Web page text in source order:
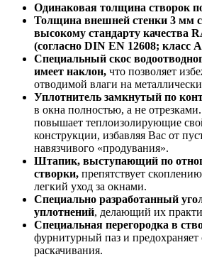
Одинаковая толщина створок
Толщина внешней стенки 3 мм
высокому стандарту качества
(согласно DIN EN 12608; класс
Специальный скос
имеет наклон, что позволяет
отводимой влаги на
Уплотнитель замкнутый по
в окна полностью, а не
повышает теплоизолирующие
конструкции, избавляя Вас от
навязчивого «продувания».
Штапик, выступающий по
створки, препятствует
легкий уход за окнами.
Специально разработанный
уплотнений, делающий их
Специальная перегородка в
фурнитурный паз и предохраняет
раскачивания.